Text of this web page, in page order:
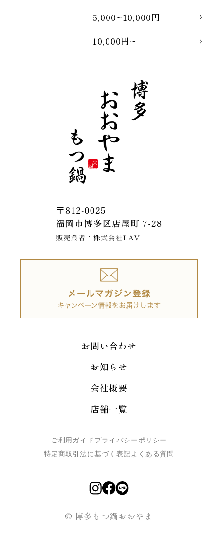
5,000~10,000円
10,000円~
お問い合わせ
お知らせ
会社概要
店舗一覧
ご利用ガイド プライバシーポリシー
特定商取引法に基づく表記よくある質問
© 博多もつ鍋おおやま